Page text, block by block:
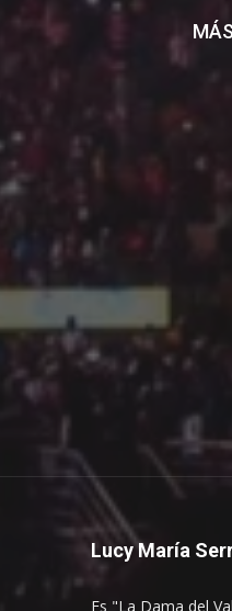
Lucy María
Es "La Dama del